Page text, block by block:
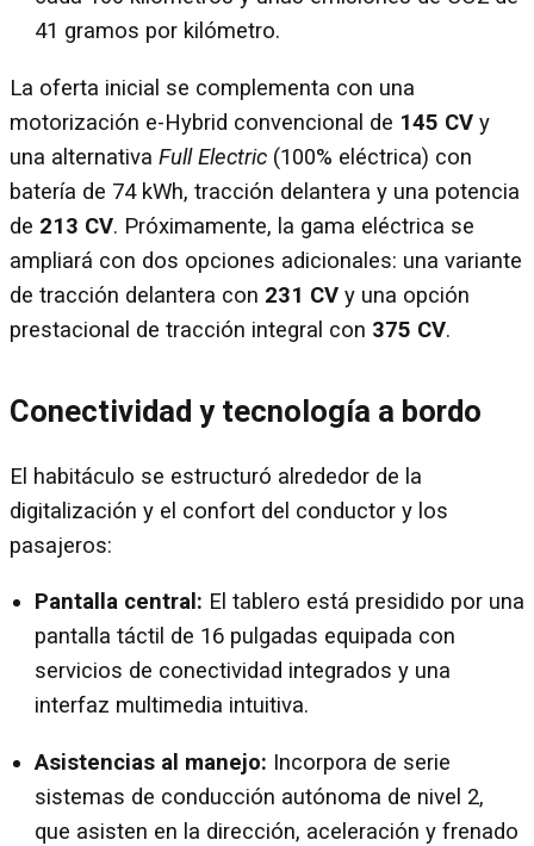
41 gramos por kilómetro.
La oferta inicial se complementa con una
motorización e-Hybrid convencional de 145 CV y
una alternativa Full Electric (100% eléctrica) con
batería de 74 kWh, tracción delantera y una potencia
de 213 CV. Próximamente, la gama eléctrica se
ampliará con dos opciones adicionales: una variante
de tracción delantera con 231 CV y una opción
prestacional de tracción integral con 375 CV.
Conectividad y tecnología a bordo
El habitáculo se estructuró alrededor de la
digitalización y el confort del conductor y los
pasajeros:
Pantalla central: El tablero está presidido por una
pantalla táctil de 16 pulgadas equipada con
servicios de conectividad integrados y una
interfaz multimedia intuitiva.
Asistencias al manejo: Incorpora de serie
sistemas de conducción autónoma de nivel 2,
que asisten en la dirección, aceleración y frenado